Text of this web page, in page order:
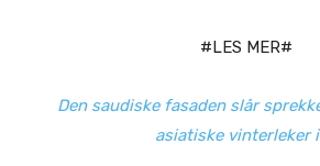
#LES MER#
Den saudiske fasaden slår
asiatiske vinterleker